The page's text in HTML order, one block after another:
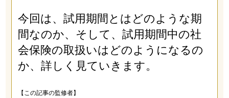
今回は、試用期間とはどのような期
間なのか、そして、試用期間中の社
会保険の取扱いはどのようになるの
か、詳しく見ていきます。
【この記事の監修者】